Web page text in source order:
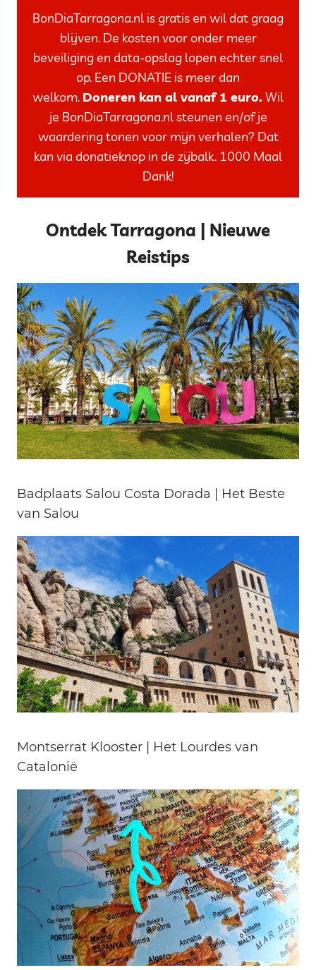
BonDiaTarragona.nl is gratis en wil dat graag
blijven. De kosten voor onder meer
beveiliging en data-opslag lopen echter snel
op. Een DONATIE is meer dan
welkom. Doneren kan al vanaf 1 euro.Wil
je BonDiaTarragona.nl steunen en/of je
waardering tonen voor mijn verhalen? Dat
kan via donatieknop in de zijbalk. 1000 Maal
Dank!
Ontdek Tarragona | Nieuwe
Reistips
Badplaats Salou Costa Dorada | Het Beste
van Salou
Montserrat Klooster | Het Lourdes van
Catalonië